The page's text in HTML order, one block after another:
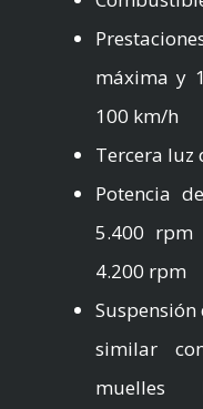
máxima y
100 km/h
Tercera luz
Potencia
5.400
4.200 rpm
similar
muelles